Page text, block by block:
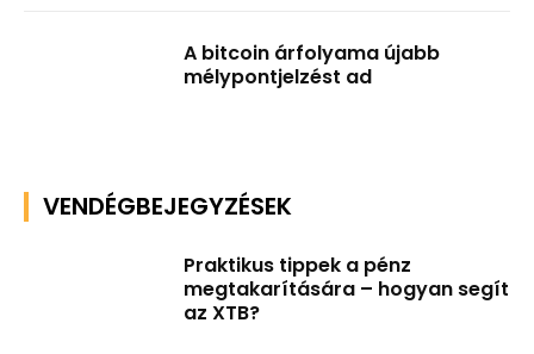
A bitcoin árfolyama újabb
mélypontjelzést ad
VENDÉGBEJEGYZÉSEK
Praktikus tippek a pénz
megtakarítására – hogyan segít
az XTB?